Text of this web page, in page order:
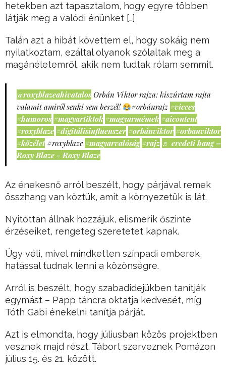
hetekben azt tapasztalom, hogy egyre többen
látják meg a valódi énünket […]
Talán azt a hibát követtem el, hogy sokáig nem
nyilatkoztam, ezáltal olyanok szólaltak meg a
magánéletemről, akik nem tudtak rólam semmit.
@roxyblazeahivatalos Orbán Viktor rajza: kiszúrtam rajta
valamit amiről senki sem beszél!
#orbánrajz #vicces
#humoros #magyartiktok #magyarmémek #aicontent
#roxyblaze #digitálisinfluenszer #orbánviktor #orbanviktor
#közélet #roxyblaze #magyarvalóság #rajz ♬ eredeti hang –
Roxy Blaze - Roxy Blaze
Az énekesnő arról beszélt, hogy párjával remek
összhang van köztük, amit a környezetük is lát.
Nyitottan állnak hozzájuk, elismerik őszinte
érzéseiket, rengeteg szeretetet kapnak.
Úgy véli, mivel mindketten színpadi emberek,
hatással tudnak lenni a közönségre.
Arról is beszélt, hogy szabadidejükben tanítják
egymást – Papp táncra oktatja kedvesét, míg
Tóth Gabi énekelni tanítja párját.
Azt is elmondta, hogy júliusban közös projektben
vesznek majd részt. Tábort szerveznek Pomázon
július 15. és 21. között.